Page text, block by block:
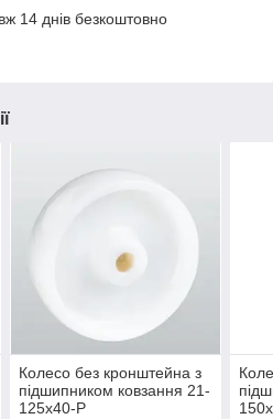
14 днів безкоштовно
Колесо без кронштейна з
підшипником ковзання 21-
125x40-P